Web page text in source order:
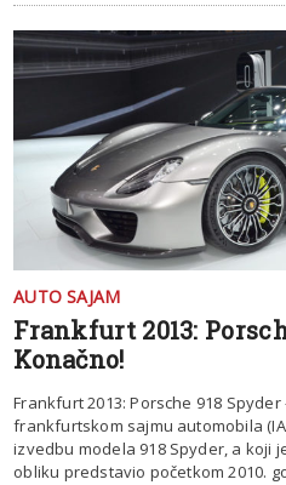
AUTO SAJAM
Frankfurt 2013:
Konačno!
Frankfurt 2013: Porsche 918
frankfurtskom sajmu automobila
izvedbu modela 918 Spyder, a koji
obliku predstavio početkom 2010.